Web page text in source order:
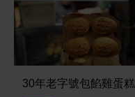
30年老字號包餡雞蛋糕